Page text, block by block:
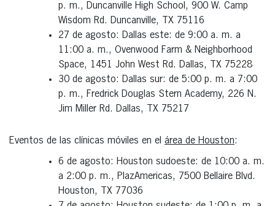
p. m., Duncanville High School, 900 W. Camp
Wisdom Rd. Duncanville, TX 75116
27 de agosto: Dallas este: de 9:00 a. m. a
11:00 a. m., Ovenwood Farm & Neighborhood
Space, 1451 John West Rd. Dallas, TX 75228
30 de agosto: Dallas sur: de 5:00 p. m. a 7:00
p. m., Fredrick Douglas Stern Academy, 226 N.
Jim Miller Rd. Dallas, TX 75217
Eventos de las clínicas móviles en el área de Houston:
6 de agosto: Houston sudoeste: de 10:00 a. m.
a 2:00 p. m., PlazAmericas, 7500 Bellaire Blvd.
Houston, TX 77036